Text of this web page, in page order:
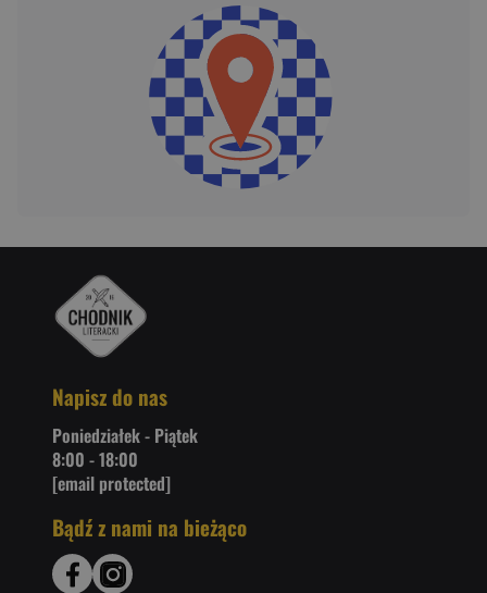
Napisz do nas
Poniedziałek - Piątek
8:00 - 18:00
[email protected]
Bądź z nami na bieżąco